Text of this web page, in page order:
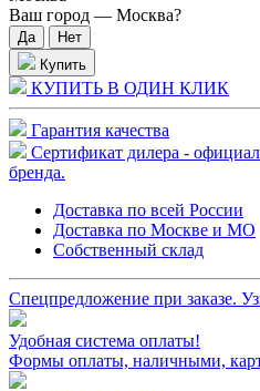
Ваш город — Москва?
Купить
КУПИТЬ В ОДИН КЛИК
Гарантия качества
Сертификат дилера -
бренда.
Доставка по всей России
Доставка по Москве и МО
Собственный склад
Спецпредложение при заказе.
Удобная система оплаты!
Формы оплаты, наличными,